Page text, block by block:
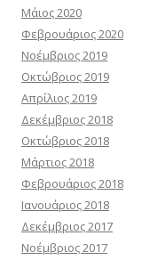
Μάιος 2020
Φεβρουάριος 2020
Νοέμβριος 2019
Οκτώβριος 2019
Απρίλιος 2019
Δεκέμβριος 2018
Οκτώβριος 2018
Μάρτιος 2018
Φεβρουάριος 2018
Ιανουάριος 2018
Δεκέμβριος 2017
Νοέμβριος 2017